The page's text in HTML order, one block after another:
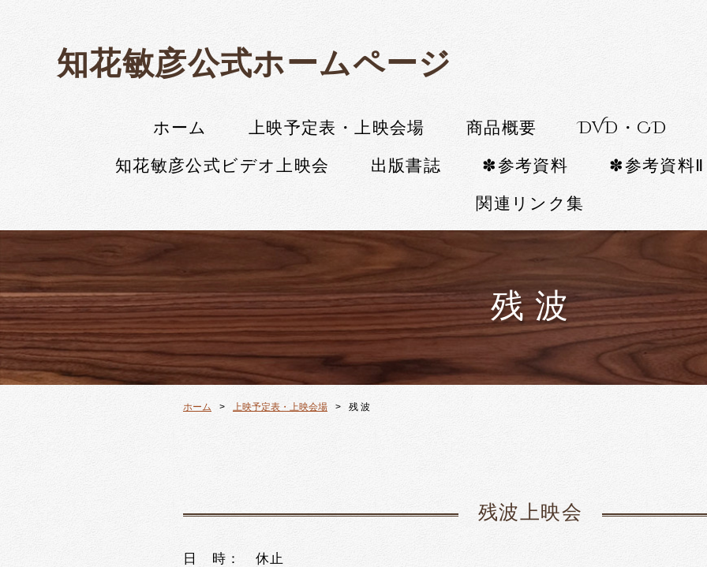
知花敏彦公式ホームページ
ホーム 上映予定表・上映会場 商品概要
DVD・CD
知花敏彦公式ビデオ上映会
出版書誌 ✽参考資料
✽参考資料Ⅱ
関連リンク集
残 波
ホーム 上映予定表・上映会場 残 波
残波上映会
日 時： 休止